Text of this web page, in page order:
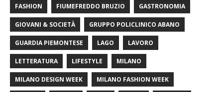
FASHION FIUMEFREDDO BRUZIO GASTRONOMIA
GIOVANI & SOCIETÀ GRUPPO POLICLINICO ABANO
GUARDIA PIEMONTESE LAGO LAVORO
LETTERATURA LIFESTYLE MILANO
MILANO DESIGN WEEK MILANO FASHION WEEK